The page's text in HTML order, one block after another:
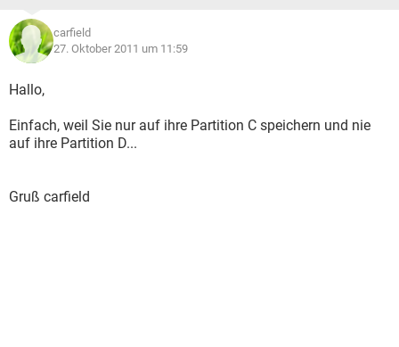
carfield
27. Oktober 2011 um 11:59
Hallo,
Einfach, weil Sie nur auf ihre Partition C speichern und nie
auf ihre Partition D...
Gruß carfield